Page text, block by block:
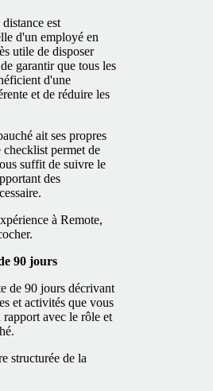
est
d'un employé en
utile de disposer
garantir que tous les
d'une
et de réduire les
ait ses propres
checklist permet de
suffit de suivre le
des
à Remote,
90 jours
de 90 jours décrivant
et activités que vous
avec le rôle et
structurée de la